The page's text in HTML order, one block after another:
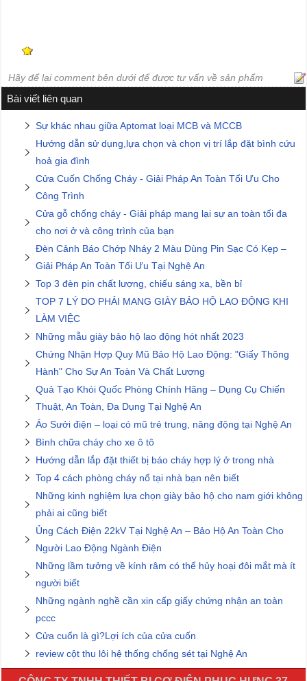
Hãy để lại comment bên dưới để được tư vấn về sản phẩm
Bài viết liên quan
Sự khác nhau giữa Aptomat loại MCB và MCCB
Hướng dẫn sử dụng,lựa chọn và chọn vị trí lắp đặt bình cứu
hoả gia đình
Cửa Cuốn Chống Cháy - Giải Pháp An Toàn Tối Ưu Cho
Công Trình
Cửa gỗ chống cháy - Giải pháp mang lại sự an toàn tối đa
cho nơi ở và công trình của bạn
Đèn Cảnh Báo Chớp Nháy 2 Màu Dùng Pin Sạc Có Kẹp –
Giải Pháp An Toàn Tối Ưu Tại Nghệ An
Top 3 đèn pin chất lượng, chiếu sáng xa, bền bỉ
TOP 7 LÝ DO PHẢI MANG GIÀY BẢO HỘ LAO ĐỘNG KHI
LÀM VIỆC
Những mẫu giày bảo hộ lao động hót nhất 2023
Chứng Nhận Hợp Quy Mũ Bảo Hộ Lao Động: "Giấy Thông
Hành" Cho Sự An Toàn Và Chất Lượng
Quả Tạo Khói Quốc Phòng Chính Hãng – Dụng Cụ Chiến
Thuật, An Toàn, Đa Dụng Tại Nghệ An
Áo Sưởi điện – loại có mũ trẻ trung, năng động tại Nghệ An
Bình chữa cháy cho xe ô tô
Hướng dẫn lắp đặt thiết bị báo cháy hợp lý ở trong nhà
Top 4 cách phòng cháy nổ tại nhà bạn nên biết
Những kinh nghiệm lựa chọn giày bảo hộ cho nam giới không
phải ai cũng biết
Ủng Cách Điện 22kV Tại Nghệ An – Bảo Hộ An Toàn Cho
Người Lao Động Ngành Điện
Những lầm tưởng về kính râm có thể hủy hoại đôi mắt mà ít
người biết
Những ngành nghề cần xin cấp giấy chứng nhận an toàn
pccc
Cửa cuốn là gì?Lợi ích của cửa cuốn
review cột thu lôi hệ thống chống sét tại Nghệ An